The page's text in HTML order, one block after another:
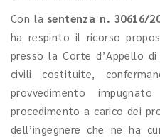
Con la sentenza n. 30616/
ha respinto il ricorso
presso la Corte d’Appello
civili costituite,
provvedimento
procedimento a carico dei
dell’ingegnere che ne ha